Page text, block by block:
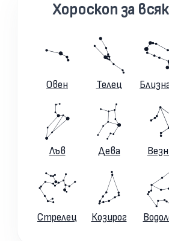
Хороскоп за
Овен Телец
Лъв Дева
Стрелец Козирог